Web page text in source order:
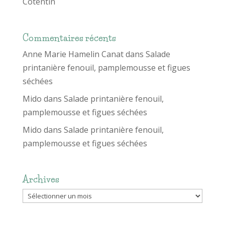
Commentaires récents
Anne Marie Hamelin Canatdans Salade
printanière fenouil, pamplemousse et figues
séchées
Mido dans Salade printanière fenouil,
pamplemousse et figues séchées
Mido dans Salade printanière fenouil,
pamplemousse et figues séchées
Archives
Archives